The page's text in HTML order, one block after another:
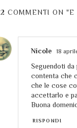
2 COMMENTI ON "E
Nicole 18
Seguendoti
contenta che
che le cose
accettarlo e
Buona
RISPONDI